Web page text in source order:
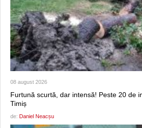
08 august 2026
Furtună scurtă, dar intensă! Peste 20 de
Timiș
de: Daniel Neacșu